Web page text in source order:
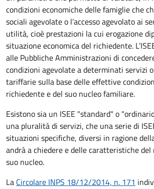
condizioni economiche delle famiglie che
sociali agevolate o l’accesso agevolato ai
utilità, cioè prestazioni la cui erogazione
situazione economica del richiedente.
alle Pubbliche Amministrazioni di
condizioni agevolate a determinati servizi
tariffarie sulla base delle effettive
richiedente e del suo nucleo familiare.
Esistono sia un ISEE "standard" o
una pluralità di servizi, che una serie di
situazioni specifiche, diversi in ragione
andrà a chiedere e delle caratteristiche
suo nucleo.
La Circolare INPS 18/12/2014, n. 171